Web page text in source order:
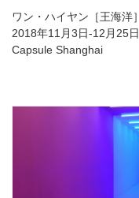
ワン・ハイヤン［王海洋］
2018年11月3日-12月25日
Capsule Shanghai